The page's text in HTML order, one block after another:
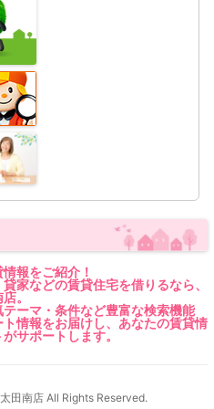
報をご紹介！
家などの賃貸住宅を借りるなら、
。
ーマ・条件など豊富な検索機能
情報をお届けし、あなたの賃貸情
サポートします。
田南店 All Rights Reserved.